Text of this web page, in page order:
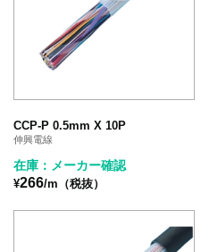
CCP-P 0.5mm X 10P
伸興電線
在庫：メーカー確認
¥266/m（税抜）